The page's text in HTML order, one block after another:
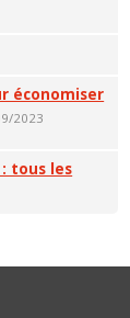
économiser
2023
tous les